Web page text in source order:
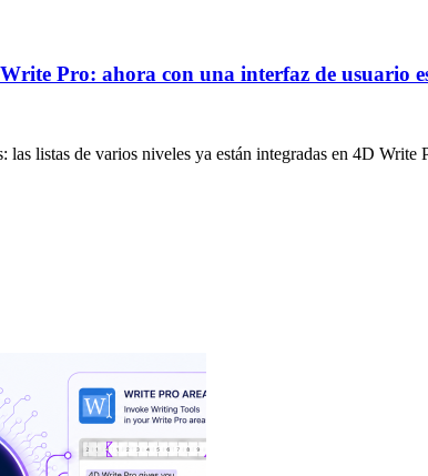
Pro: ahora con una interfaz de usuario
las listas de varios niveles ya están integradas en 4D